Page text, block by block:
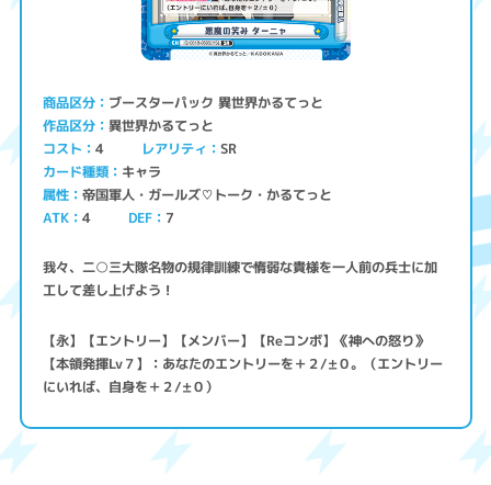
商品区分 ブースターパック 異世界かるてっと
作品区分 異世界かるてっと
コスト 4 レアリティ SR
カード種類 キャラ
属性 帝国軍人・ガールズ♡トーク・かるてっと
ATK 4 DEF 7
我々、二○三大隊名物の規律訓練で惰弱な貴様を一人前の兵士に加
工して差し上げよう！
【永】【エントリー】【メンバー】【Reコンボ】《神への怒り》
【本領発揮Lv７】：あなたのエントリーを＋２/±０。（エントリー
にいれば、自身を＋２/±０）